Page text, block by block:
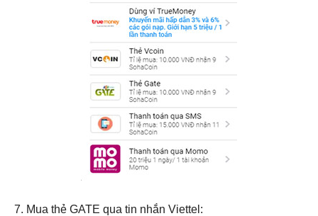
7. Mua thẻ GATE qua tin nhắn Viettel: